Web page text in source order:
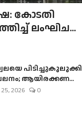
കോടതി
ലംഘിച...
പിടിച്ചുകുലുക്കി
ആയിരക്കണ...
2026 0